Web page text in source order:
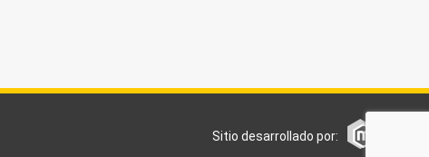
Sitio desarrollado por: